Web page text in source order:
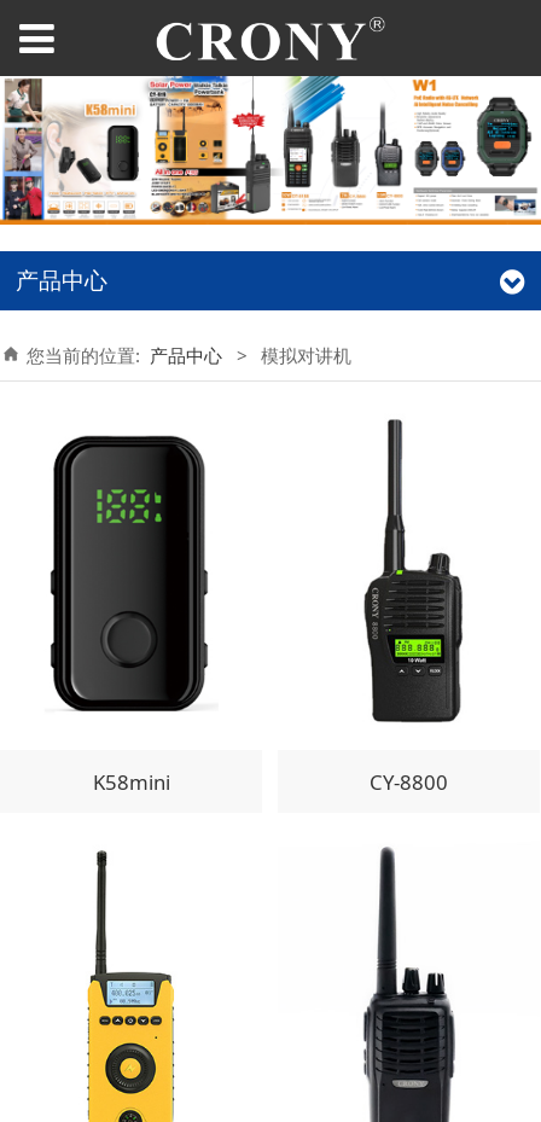
产品中心
您当前的位置: 产品中心 > 模拟对讲机
K58mini CY-8800